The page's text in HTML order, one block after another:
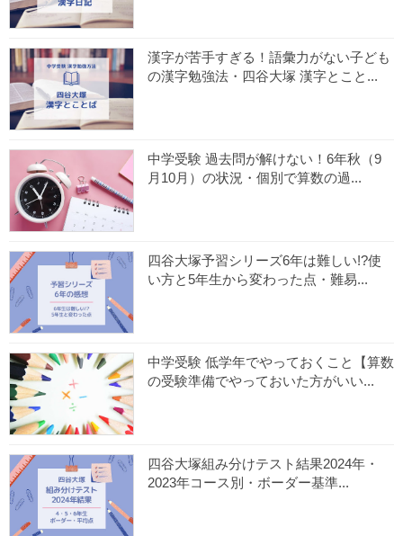
漢字が苦手すぎる！語彙力がない子ども
の漢字勉強法・四谷大塚 漢字とこと...
中学受験 過去問が解けない！6年秋（9
月10月）の状況・個別で算数の過...
四谷大塚予習シリーズ6年は難しい!?使
い方と5年生から変わった点・難易...
中学受験 低学年でやっておくこと【算数
の受験準備でやっておいた方がいい...
四谷大塚組み分けテスト結果2024年・
2023年コース別・ボーダー基準...